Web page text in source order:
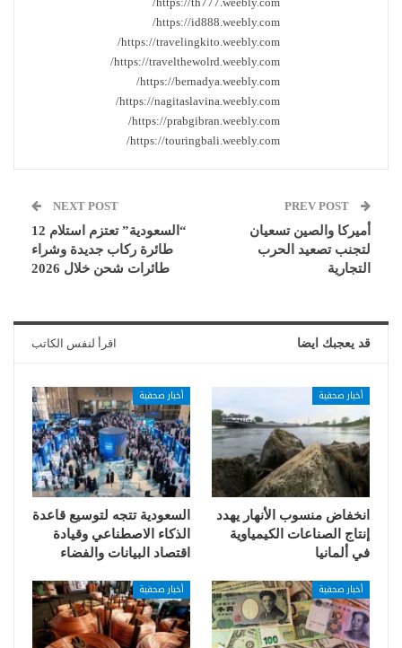
https://id888.weebly.com/
https://travelingkito.weebly.com/
https://travelthewolrd.weebly.com/
https://bernadya.weebly.com/
https://nagitaslavina.weebly.com/
https://prabgibran.weebly.com/
https://touringbali.weebly.com/
أميركا والصين تسعيان
لتجنب تصعيد الحرب
التجارية
NEXT POST
“السعودية” تعتزم استلام 12
طائرة ركاب جديدة وشراء
طائرات شحن خلال 2026
قد يعجبك ايضا اقرأ لنفس الكاتب
أخبار صحفية
انخفاض منسوب الأنهار يهدد
إنتاج الصناعات الكيمياوية
في ألمانيا
أخبار صحفية
السعودية تتجه لتوسيع قاعدة
الذكاء الاصطناعي وقيادة
اقتصاد البيانات والفضاء
أخبار صحفية أخبار صحفية